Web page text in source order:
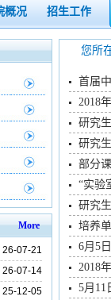
概况 招生工作
首届
2018
研究
研究
部分
“实验
研究
培养
6月5
2018
5月11
您所
More
26-07-21
26-07-14
25-12-05